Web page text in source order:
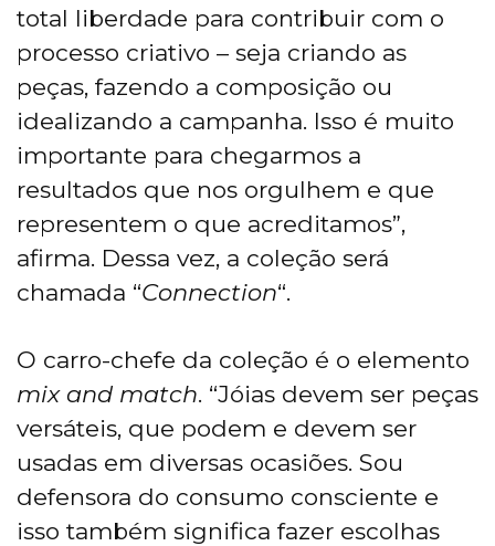
total liberdade para contribuir com o
processo criativo – seja criando as
peças, fazendo a composição ou
idealizando a campanha. Isso é muito
importante para chegarmos a
resultados que nos orgulhem e que
representem o que acreditamos”,
afirma. Dessa vez, a coleção será
chamada “Connection“.
O carro-chefe da coleção é o elemento
mix and match. “Jóias devem ser peças
versáteis, que podem e devem ser
usadas em diversas ocasiões. Sou
defensora do consumo consciente e
isso também significa fazer escolhas